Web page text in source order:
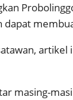
dapat
masing-